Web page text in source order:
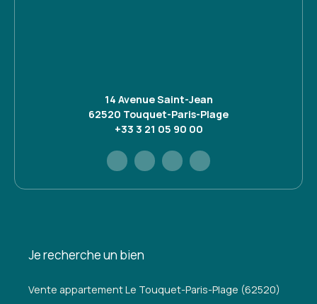
14 Avenue Saint-Jean
62520 Touquet-Paris-Plage
+33 3 21 05 90 00
Je recherche un bien
Vente appartement Le Touquet-Paris-Plage (62520)